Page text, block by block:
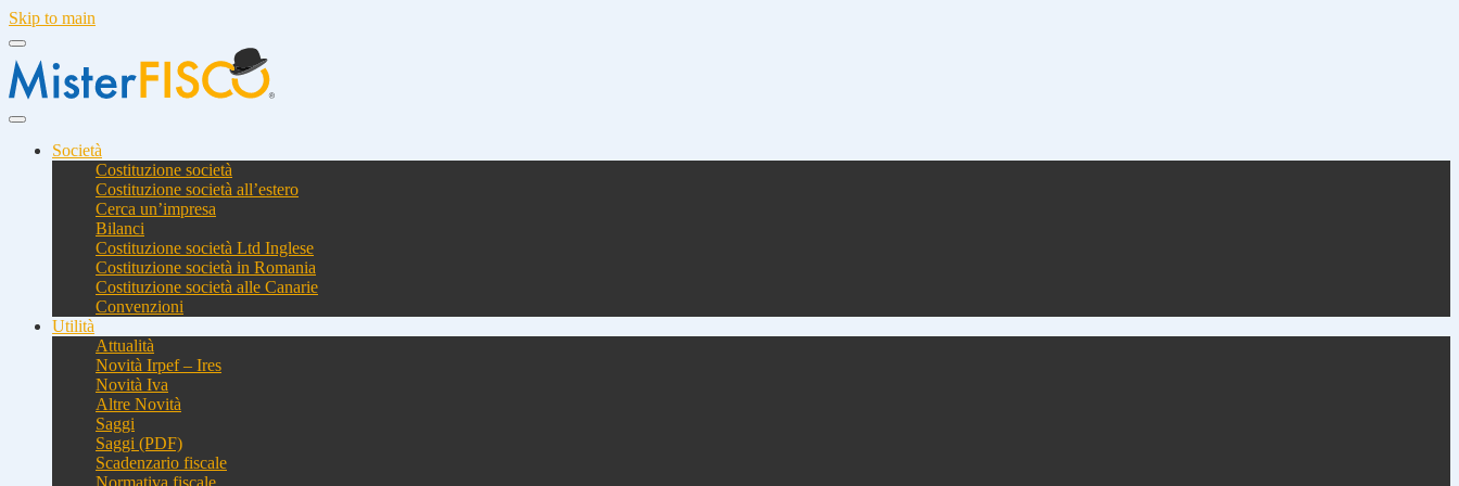
Skip to main
Società
Costituzione società
Costituzione società all’estero
Cerca un’impresa
Bilanci
Costituzione società Ltd Inglese
Costituzione società in Romania
Costituzione società alle Canarie
Convenzioni
Utilità
Attualità
Novità Irpef – Ires
Novità Iva
Altre Novità
Saggi
Saggi (PDF)
Scadenzario fiscale
Normativa fiscale